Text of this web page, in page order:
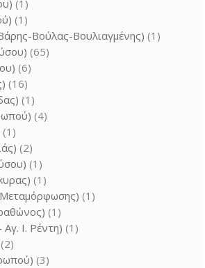
(1)
(1)
Βούλας-Βουλιαγμένης) (1)
(65)
(6)
(16)
(1)
(4)
(1)
(2)
(1)
(1)
(1)
(1)
Αγ. Ι. Ρέντη) (1)
(2)
(3)